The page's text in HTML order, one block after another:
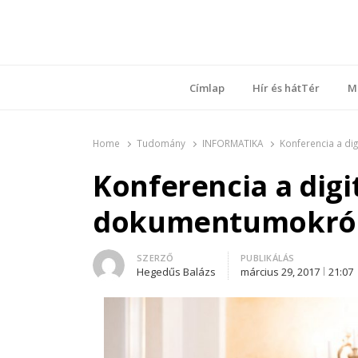
Címlap
Hír és hátTér
Home Tudomány INFORMATIKA Konferencia a
Konferencia a
Author
SZERZŐ
Hegedűs Balázs
PUBLIKÁLÁS
március 29, 2017 21:07